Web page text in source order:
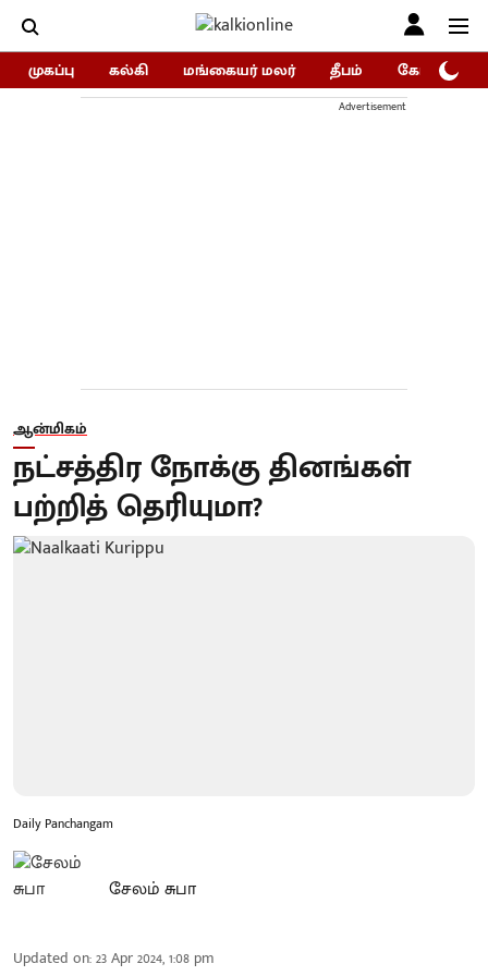
முகப்பு கல்கி மங்கையர் மலர் தீபம் கோகுலம்/
Advertisement
ஆன்மிகம்
நட்சத்திர நோக்கு தினங்கள்
பற்றித் தெரியுமா?
Daily Panchangam
சேலம் சுபா
Updated on:23 Apr 2024, 1:08 pm